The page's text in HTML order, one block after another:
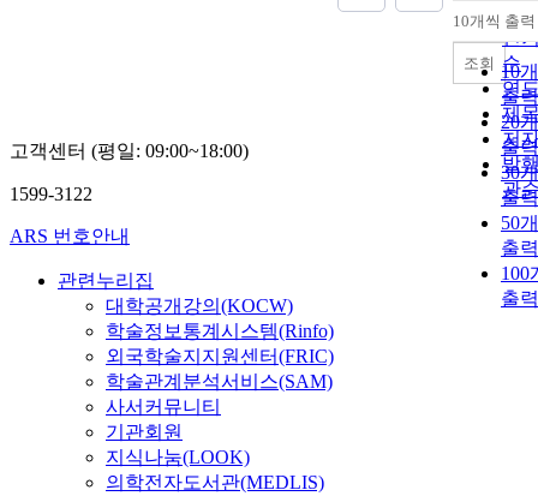
순
인
순
연
제
저
발
관
내
10개씩 출력
10
출력
20
출력
30
출력
50
출력
100
출력
조회
고객센터 (평일: 09:00~18:00)
1599-3122
ARS 번호안내
관련누리집
대학공개강의(KOCW)
학술정보통계시스템(Rinfo)
외국학술지지원센터(FRIC)
학술관계분석서비스(SAM)
사서커뮤니티
기관회원
지식나눔(LOOK)
의학전자도서관(MEDLIS)